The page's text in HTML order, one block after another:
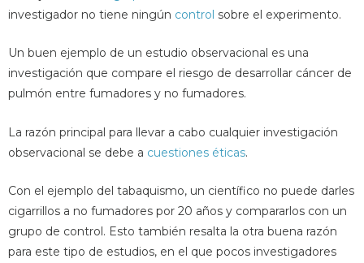
investigador no tiene ningún control sobre el experimento.
Un buen ejemplo de un estudio observacional es una
investigación que compare el riesgo de desarrollar cáncer de
pulmón entre fumadores y no fumadores.
La razón principal para llevar a cabo cualquier investigación
observacional se debe a cuestiones éticas.
Con el ejemplo del tabaquismo, un científico no puede darles
cigarrillos a no fumadores por 20 años y compararlos con un
grupo de control. Esto también resalta la otra buena razón
para este tipo de estudios, en el que pocos investigadores